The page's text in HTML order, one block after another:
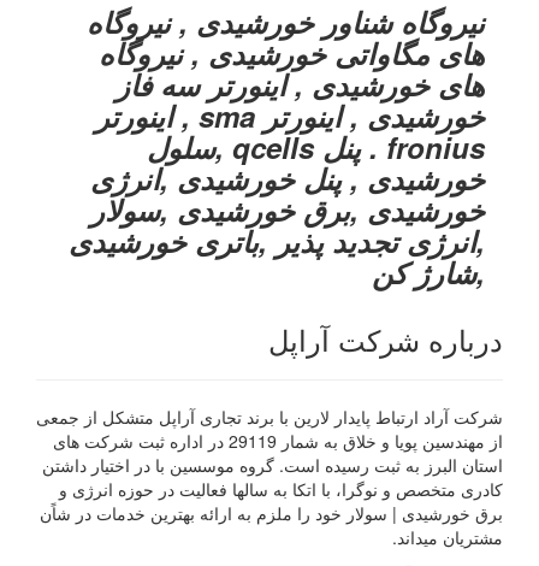
نیروگاه شناور خورشیدی , نیروگاه
های مگاواتی خورشیدی , نیروگاه
های خورشیدی , اینورتر سه فاز
خورشیدی , اینورتر sma , اینورتر
fronius . پنل qcells ,سلول
خورشیدی , پنل خورشیدی ,انرژی
خورشیدی ,برق خورشیدی ,سولار
,انرژی تجدید پذیر ,باتری خورشیدی
,شارژ کن
درباره شرکت آراپل
شرکت آراد ارتباط پایدار لارین با برند تجاری آراپل متشکل از جمعی
از مهندسین پویا و خلاق به شمار 29119 در اداره ثبت شرکت های
استان البرز به ثبت رسیده است. گروه موسسین با در اختیار داشتن
کادری متخصص و نوگرا، با اتکا به سالها فعالیت در حوزه انرژی و
برق خورشیدی | سولار خود را ملزم به ارائه بهترین خدمات در شاًن
مشتریان میداند.